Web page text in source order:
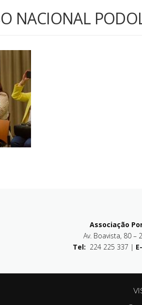
NACIONAL
Associação
Av. Boavista, 80 –
Tel: 224 225 337 |